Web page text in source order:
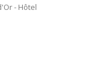
- Hôtel